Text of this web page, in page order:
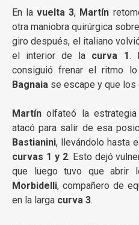
En lavuelta 3, Martín
otra maniobra quirúrgica sobre
giro después, el italiano
el interior de la curva 1.
consiguió frenar el ritmo
Bagnaia se escape y que los
Martín olfateó la
atacó para salir de esa
Bastianini, llevándolo hasta
curvas 1 y 2. Esto dejó
que luego tuvo que abrir
Morbidelli, compañero de
en la larga curva 3.